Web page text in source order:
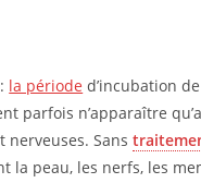
la période d’incubation
parfois n’apparaître
nerveuses. Sans
la peau, les nerfs, les